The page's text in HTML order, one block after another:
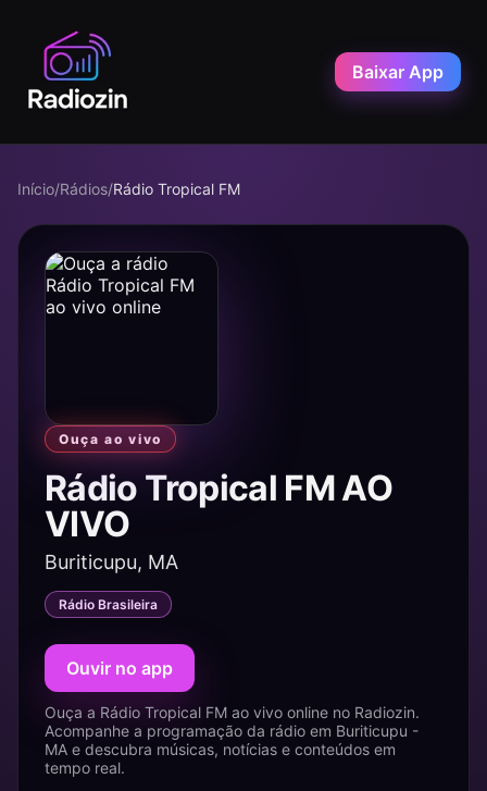
Baixar App
Início/Rádios/Rádio Tropical FM
Ouça ao vivo
Rádio Tropical FM AO
VIVO
Buriticupu, MA
Rádio Brasileira
Ouvir no app
Ouça a Rádio Tropical FM ao vivo online no Radiozin.
Acompanhe a programação da rádio em Buriticupu -
MA e descubra músicas, notícias e conteúdos em
tempo real.